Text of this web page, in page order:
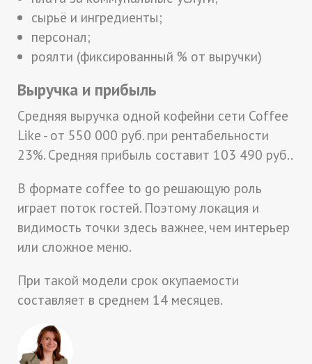
сырьё и ингредиенты;
персонал;
роялти (фиксированный % от выручки)
Выручка и прибыль
Средняя выручка одной кофейни сети Coffee
Like - от 550 000 руб. при рентабельности
23%. Средняя прибыль составит 103 490 руб..
В формате coffee to go решающую роль
играет поток гостей. Поэтому локация и
видимость точки здесь важнее, чем интерьер
или сложное меню.
При такой модели срок окупаемости
составляет в среднем 14 месяцев.